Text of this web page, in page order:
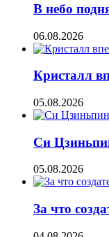
В небо
06.08.2026
Кристалл
05.08.2026
Си
05.08.2026
За что